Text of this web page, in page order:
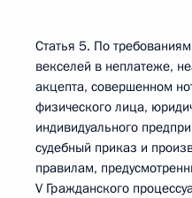
Статья 5. По
векселей в неплатеже,
акцепта, совершенном
физического лица,
индивидуального
судебный приказ и
правилам,
V Гражданского